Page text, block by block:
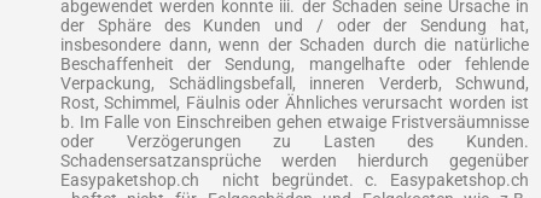
abgewendet werden konnte iii. der Schaden seine Ursache in
der Sphäre des Kunden und / oder der Sendung hat,
insbesondere dann, wenn der Schaden durch die natürliche
Beschaffenheit der Sendung, mangelhafte oder fehlende
Verpackung, Schädlingsbefall, inneren Verderb, Schwund,
Rost, Schimmel, Fäulnis oder Ähnliches verursacht worden ist
b. Im Falle von Einschreiben gehen etwaige Fristversäumnisse
oder Verzögerungen zu Lasten des Kunden.
Schadensersatzansprüche werden hierdurch gegenüber
Easypaketshop.ch nicht begründet. c. Easypaketshop.ch